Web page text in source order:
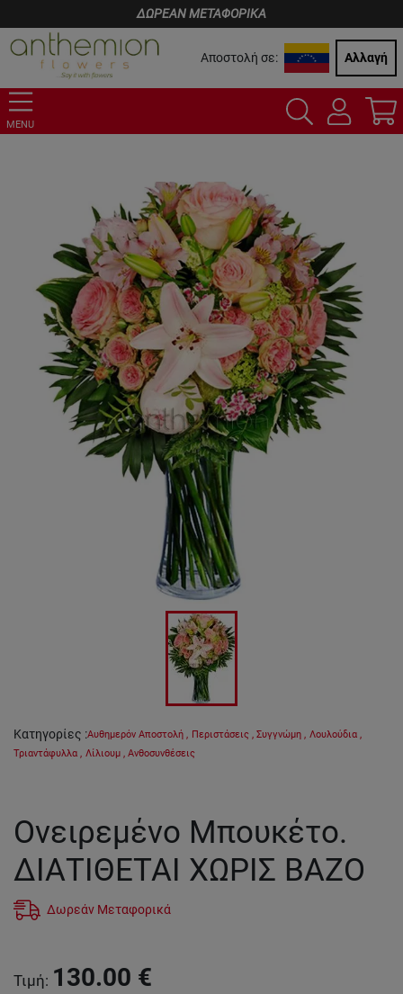
ΔΩΡΕΑΝ ΜΕΤΑΦΟΡΙΚΑ
Αποστολή σε: Αλλαγή
MENU
Κατηγορίες :Αυθημερόν Αποστολή , Περιστάσεις , Συγγνώμη , Λουλούδια ,
Τριαντάφυλλα , Λίλιουμ , Ανθοσυνθέσεις
Ονειρεμένο Μπουκέτο.
ΔΙΑΤΙΘΕΤΑΙ ΧΩΡΙΣ ΒΑΖΟ
Δωρεάν Μεταφορικά
Τιμή: 130.00 €